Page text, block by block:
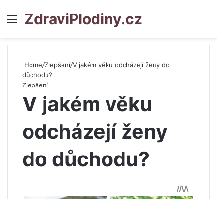
Menu
ZdraviPlodiny.cz
Home/Zlepšení/V jakém věku odcházejí ženy do
důchodu?
Zlepšení
V jakém věku
odcházejí ženy
do důchodu?